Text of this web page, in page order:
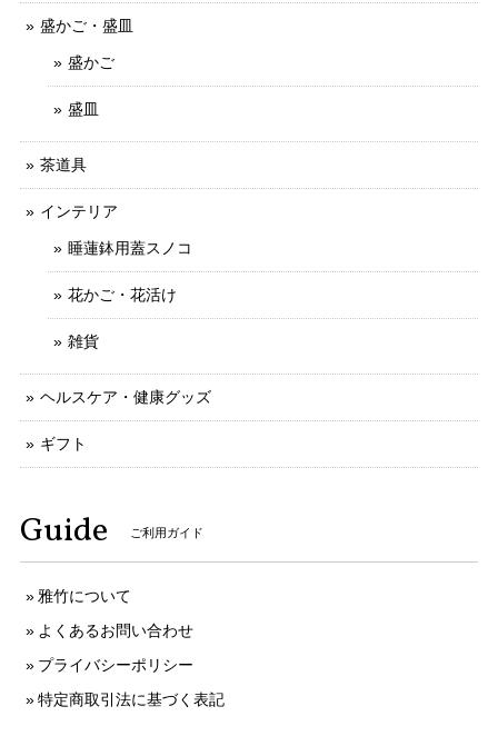
盛かご・盛皿
盛かご
盛皿
茶道具
インテリア
睡蓮鉢用蓋スノコ
花かご・花活け
雑貨
ヘルスケア・健康グッズ
ギフト
Guide ご利用ガイド
雅竹について
よくあるお問い合わせ
プライバシーポリシー
特定商取引法に基づく表記